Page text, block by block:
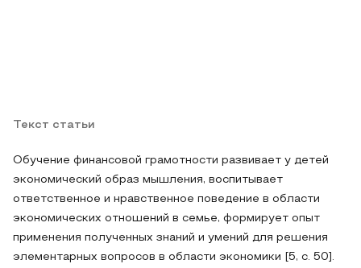
Текст статьи
Обучение финансовой грамотности развивает у детей
экономический образ мышления, воспитывает
ответственное и нравственное поведение в области
экономических отношений в семье, формирует опыт
применения полученных знаний и умений для решения
элементарных вопросов в области экономики [5, с. 50].